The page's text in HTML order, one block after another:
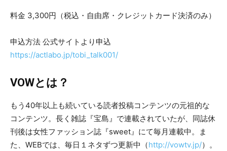
料金 3,300円（税込・自由席・クレジットカード決済のみ）
申込方法 公式サイトより申込
https://actlabo.jp/tobi_talk001/
VOWとは？
もう40年以上も続いている読者投稿コンテンツの元祖的な
コンテンツ。長く雑誌『宝島』で連載されていたが、同誌休
刊後は女性ファッション誌『sweet』にて毎月連載中。ま
た、WEBでは、毎日１ネタずつ更新中（http://vowtv.jp/）。